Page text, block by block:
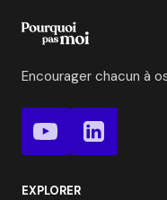
Encourager chacun à
EXPLORER